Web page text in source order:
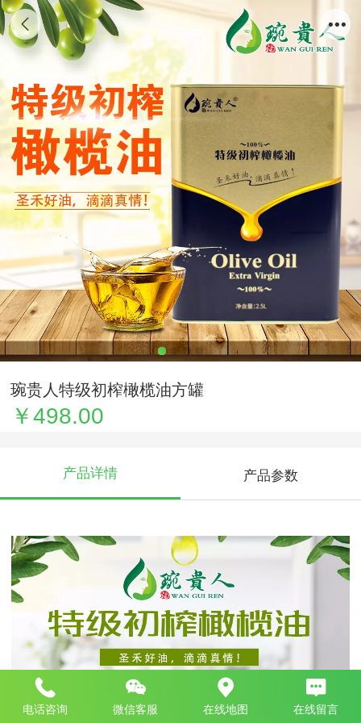
琬贵人特级初榨橄榄油方罐
￥498.00
产品详情 产品参数
电话咨询 微信客服 在线地图 在线留言